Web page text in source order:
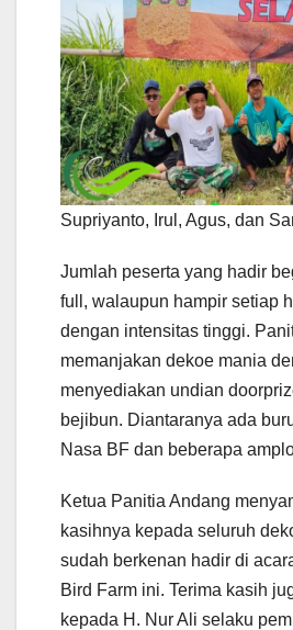
Supriyanto, Irul, Agus, dan
Jumlah peserta yang hadir
full, walaupun hampir setiap
dengan intensitas tinggi.
memanjakan dekoe mania
menyediakan undian
bejibun. Diantaranya ada
Nasa BF dan beberapa
Ketua Panitia Andang
kasihnya kepada seluruh
sudah berkenan hadir di
Bird Farm ini. Terima kasih
kepada H. Nur Ali selaku